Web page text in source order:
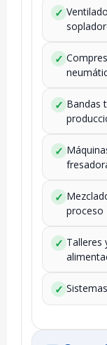
✓
✓
✓ Bandas
✓
✓
proceso
✓ Talleres
✓